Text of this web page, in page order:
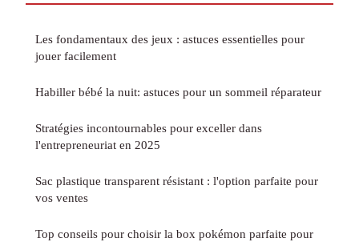
Les fondamentaux des jeux : astuces essentielles pour
jouer facilement
Habiller bébé la nuit: astuces pour un sommeil réparateur
Stratégies incontournables pour exceller dans
l'entrepreneuriat en 2025
Sac plastique transparent résistant : l'option parfaite pour
vos ventes
Top conseils pour choisir la box pokémon parfaite pour